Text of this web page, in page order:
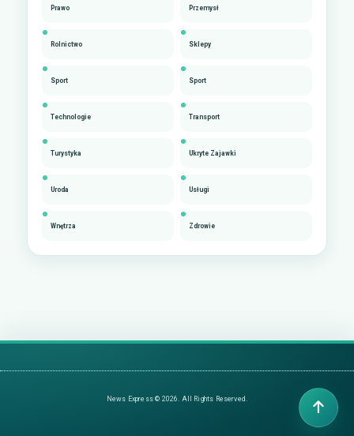
Prawo Przemysł
Rolnictwo Sklepy
Sport Sport
Technologie Transport
Turystyka Ukryte Zajawki
Uroda Usługi
Wnętrza Zdrowie
News Express © 2026. All Rights Reserved.